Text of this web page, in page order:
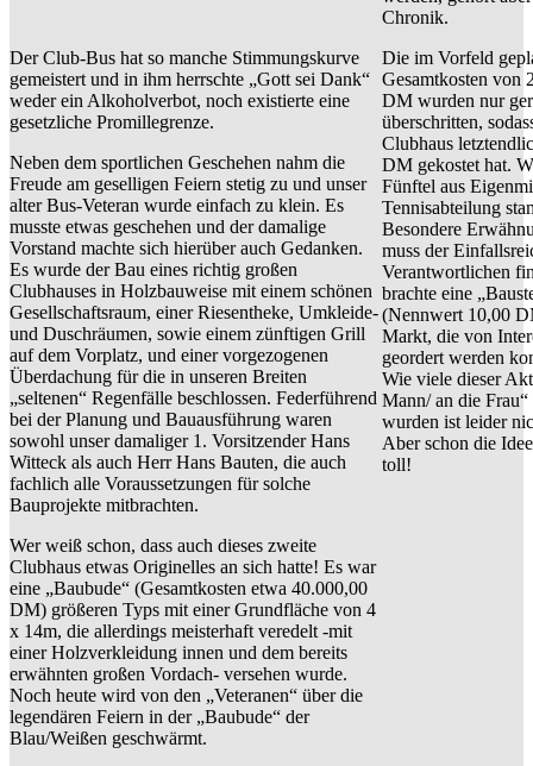
Der Club-Bus hat so manche Stimmungskurve
gemeistert und in ihm herrschte „Gott sei Dank“
weder ein Alkoholverbot, noch existierte eine
gesetzliche Promillegrenze.
Neben dem sportlichen Geschehen nahm die
Freude am geselligen Feiern stetig zu und unser
alter Bus-Veteran wurde einfach zu klein. Es
musste etwas geschehen und der damalige
Vorstand machte sich hierüber auch Gedanken.
Es wurde der Bau eines richtig großen
Clubhauses in Holzbauweise mit einem schönen
Gesellschaftsraum, einer Riesentheke, Umkleide-
und Duschräumen, sowie einem zünftigen Grill
auf dem Vorplatz, und einer vorgezogenen
Überdachung für die in unseren Breiten
„seltenen“ Regenfälle beschlossen. Federführend
bei der Planung und Bauausführung waren
sowohl unser damaliger 1. Vorsitzender Hans
Witteck als auch Herr Hans Bauten, die auch
fachlich alle Voraussetzungen für solche
Bauprojekte mitbrachten.
Wer weiß schon, dass auch dieses zweite
Clubhaus etwas Originelles an sich hatte! Es war
eine „Baubude“ (Gesamtkosten etwa 40.000,00
DM) größeren Typs mit einer Grundfläche von 4
x 14m, die allerdings meisterhaft veredelt -mit
einer Holzverkleidung innen und dem bereits
erwähnten großen Vordach- versehen wurde.
Noch heute wird von den „Veteranen“ über die
legendären Feiern in der „Baubude“ der
Blau/Weißen geschwärmt.
Chronik.
Die im Vorfeld
Gesamtkosten von
DM wurden nur
überschritten,
Clubhaus
DM gekostet hat.
Fünftel aus
Tennisabteilung
Besondere
muss der
Verantwortlichen
brachte eine
(Nennwert 10,00
Markt, die von
geordert werden
Wie viele dieser
Mann/ an die Frau“
wurden ist leider
Aber schon die
toll!